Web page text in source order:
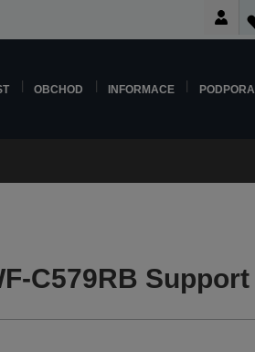
OBCHOD INFORMACE PODPORA
C579RB Support